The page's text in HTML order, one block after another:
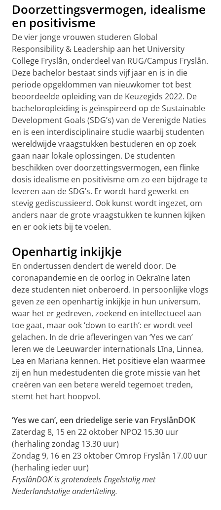
Doorzettingsvermogen, idealisme
en positivisme
De vier jonge vrouwen studeren Global
Responsibility & Leadership aan het University
College Fryslân, onderdeel van RUG/Campus Fryslân.
Deze bachelor bestaat sinds vijf jaar en is in die
periode opgeklommen van nieuwkomer tot best
beoordeelde opleiding van de Keuzegids 2022. De
bacheloropleiding is geïnspireerd op de Sustainable
Development Goals (SDG’s) van de Verenigde Naties
en is een interdisciplinaire studie waarbij studenten
wereldwijde vraagstukken bestuderen en op zoek
gaan naar lokale oplossingen. De studenten
beschikken over doorzettingsvermogen, een flinke
dosis idealisme en positivisme om zo een bijdrage te
leveren aan de SDG’s. Er wordt hard gewerkt en
stevig gediscussieerd. Ook kunst wordt ingezet, om
anders naar de grote vraagstukken te kunnen kijken
en er ook iets bij te voelen.
Openhartig inkijkje
En ondertussen dendert de wereld door. De
coronapandemie en de oorlog in Oekraïne laten
deze studenten niet onberoerd. In persoonlijke vlogs
geven ze een openhartig inkijkje in hun universum,
waar het er gedreven, zoekend en intellectueel aan
toe gaat, maar ook ‘down to earth’: er wordt veel
gelachen. In de drie afleveringen van ‘Yes we can’
leren we de Leeuwarder internationals Līna, Linnea,
Lea en Mariana kennen. Het positieve elan waarmee
zij en hun medestudenten die grote missie van het
creëren van een betere wereld tegemoet treden,
stemt het hart hoopvol.
‘Yes we can’, een driedelige serie van FryslânDOK
Zaterdag 8, 15 en 22 oktober NPO2 15.30 uur
(herhaling zondag 13.30 uur)
Zondag 9, 16 en 23 oktober Omrop Fryslân 17.00 uur
(herhaling ieder uur)
FryslânDOK is grotendeels Engelstalig met
Nederlandstalige ondertiteling.